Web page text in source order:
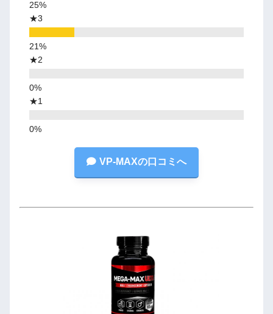
★3
★2
★1
VP-MAXの口コミへ